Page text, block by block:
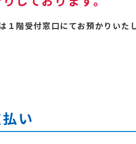
１階受付窓口にてお預かりいた
い